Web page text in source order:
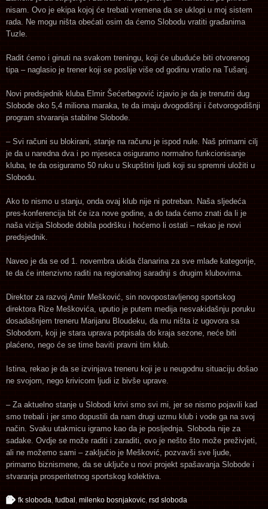
nisam. Ovo je ekipa kojoj će trebati vremena da se uklopi u moj sistem
rada. Ne mogu ništa obećati osim da ćemo Slobodu vratiti građanima
Tuzle.
Radit ćemo i ginuti na svakom treningu, koji će ubuduće biti otvorenog
tipa – naglasio je trener koji se poslije više od godinu vratio na Tušanj.
Novi predsjednik kluba Elmir Šećerbegović izjavio je da je trenutni dug
Slobode oko 5,4 miliona maraka, te da imaju dvogodišnji i četvorogodišnji
program stvaranja stabilne Slobode.
– Svi računi su blokirani, stanje na računu je ispod nule. Naš primarni cilj
je da u naredna dva i po mjeseca osiguramo normalno funkcionisanje
kluba, te da osiguramo 50 ruku u Skupštini ljudi koji su spremni uložiti u
Slobodu.
Ako to nismo u stanju, onda ovaj klub nije ni potreban. Naša sljedeća
pres-konferencija bit će iza nove godine, a do tada ćemo znati da li je
naša vizija Slobode dobila podršku i hoćemo li ostati – rekao je novi
predsjednik.
Naveo je da se od 1. novembra ukida članarina za sve mlađe kategorije,
te da će intenzivno raditi na regionalnoj saradnji s drugim klubovima.
Direktor za razvoj Amir Mešković, sin novopostavljenog sportskog
direktora Rize Meškovića, uputio je putem medija nesvakidašnju poruku
dosadašnjem treneru Marijanu Bloudeku, da mu ništa iz ugovora sa
Slobodom, koji je stara uprava potpisala do kraja sezone, neće biti
plaćeno, nego će se time baviti pravni tim klub.
Istina, rekao je da se izvinjava treneru koji je u neugodnu situaciju došao
ne svojom, nego krivicom ljudi iz bivše uprave.
– Za aktuelno stanje u Slobodi krivi smo svi mi, jer se nismo pojavili kad
smo trebali i jer smo dopustili da nam drugi uzmu klub i vode ga na svoj
način. Svaku utakmicu igramo kao da je posljednja. Sloboda nije za
sadake. Ovdje se može raditi i zaraditi, ovo je nešto što može preživjeti,
ali ne možemo sami – zaključio je Mešković, pozvavši sve ljude,
primarno biznismene, da se uključe u novi projekt spašavanja Slobode i
stvaranja prosperitetnog sportskog kolektiva.
fk sloboda fudbal milenko bosnjakovic rsd sloboda